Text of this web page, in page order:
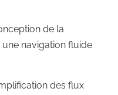
de la
navigation fluide
des flux